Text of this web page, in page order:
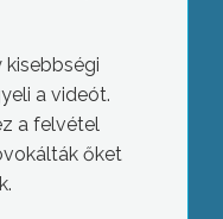
kisebbségi
a videót.
a felvétel
őket